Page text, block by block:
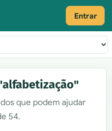
Entrar
que podem ajudar
54.